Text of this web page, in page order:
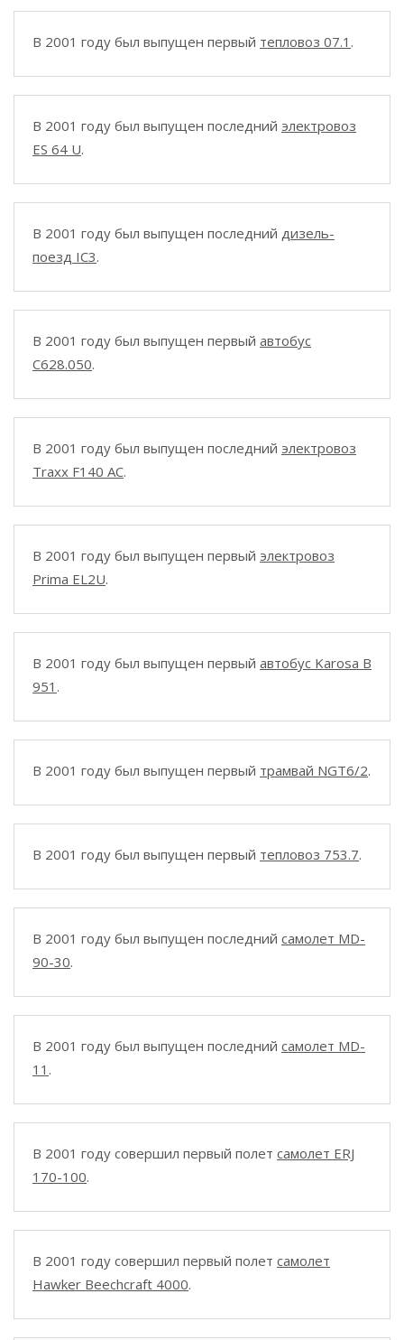
В 2001 году был выпущен первый тепловоз 07.1 .
В 2001 году был выпущен последний электровоз
ES 64 U.
В 2001 году был выпущен последний дизель-
поезд IC3.
В 2001 году был выпущен первый автобус
C628.050.
В 2001 году был выпущен последний электровоз
Traxx F140 AC.
В 2001 году был выпущен первый электровоз
Prima EL2U.
В 2001 году был выпущен первый автобус Karosa B
951 .
В 2001 году был выпущен первый трамвай NGT6/2.
В 2001 году был выпущен первый тепловоз 753.7.
В 2001 году был выпущен последний самолет MD-
90-30.
В 2001 году был выпущен последний самолет MD-
11 .
В 2001 году совершил первый полет самолет ERJ
170-100.
В 2001 году совершил первый полет самолет
Hawker Beechcraft 4000.